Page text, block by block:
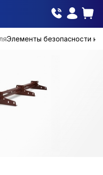
Элементы безопасности